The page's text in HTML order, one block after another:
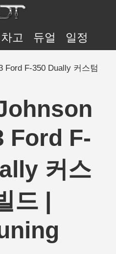
차고 듀얼 일정
Ford F-350 Dually 커스텀
Ford F-
커스
드 |